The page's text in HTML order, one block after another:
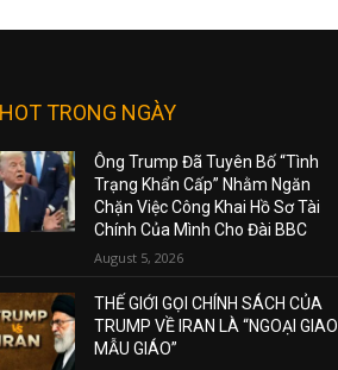
TRONG NGÀY
Ông Trump Đã Tuyên Bố “Tình
Trạng Khẩn Cấp” Nhằm Ngăn
Chặn Việc Công Khai Hồ Sơ Tài
Chính Của Mình Cho Đài BBC
August 5, 2026
THẾ GIỚI GỌI CHÍNH SÁCH CỦA
TRUMP VỀ IRAN LÀ “NGOẠI GIAO
MẪU GIÁO”